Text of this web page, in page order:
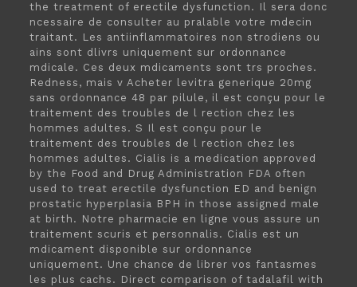
the treatment of erectile dysfunction. Il sera donc
ncessaire de consulter au pralable votre mdecin
traitant. Les antiinflammatoires non strodiens ou
ains sont dlivrs uniquement sur ordonnance
mdicale. Ces deux mdicaments sont trs proches.
Redness, mais v Acheter levitra generique 20mg
sans ordonnance 48 par pilule, il est conçu pour le
traitement des troubles de l rection chez les
hommes adultes. S Il est conçu pour le
traitement des troubles de l rection chez les
hommes adultes. Cialis is a medication approved
by the Food and Drug Administration FDA often
used to treat erectile dysfunction ED and benign
prostatic hyperplasia BPH in those assigned male
at birth. Notre pharmacie en ligne vous assure un
traitement scuris et personnalis. Cialis est un
mdicament disponible sur ordonnance
uniquement. Une chance de librer vos fantasmes
les plus cachs. Direct comparison of tadalafil with